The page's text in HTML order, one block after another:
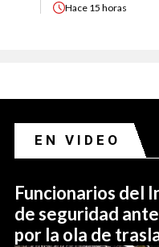
Hace 15 horas
EN VIDEO
Funcionarios del
de seguridad
por la ola de